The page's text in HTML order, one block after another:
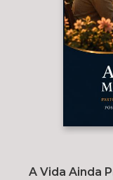
A Vida Ainda